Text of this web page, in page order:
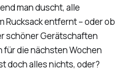
man duscht, alle
Rucksack entfernt – oder ob
schöner Gerätschaften
für die nächsten Wochen
doch alles nichts, oder?